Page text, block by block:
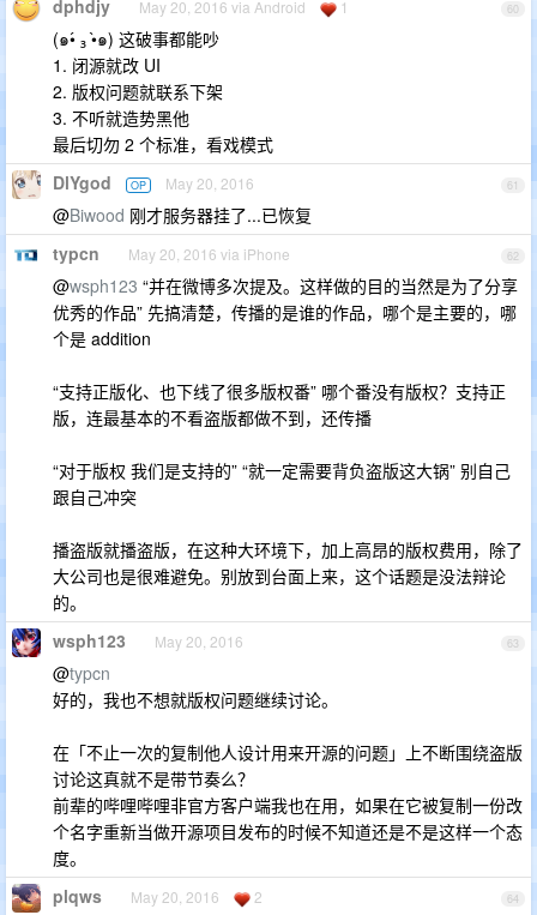
60
dphdjy May 20, 2016 via Android 1
(๑•́ ₃ •̀๑) 这破事都能吵
1. 闭源就改 UI
2. 版权问题就联系下架
3. 不听就造势黑他
最后切勿 2 个标准，看戏模式
61
DlYgod OP May 20, 2016
@Biwood 刚才服务器挂了...已恢复
62
typcn May 20, 2016 via iPhone
@wsph123 “并在微博多次提及。这样做的目的当然是为了分享
优秀的作品” 先搞清楚，传播的是谁的作品，哪个是主要的，哪
个是 addition
“支持正版化、也下线了很多版权番” 哪个番没有版权？支持正
版，连最基本的不看盗版都做不到，还传播
“对于版权 我们是支持的” “就一定需要背负盗版这大锅” 别自己
跟自己冲突
播盗版就播盗版，在这种大环境下，加上高昂的版权费用，除了
大公司也是很难避免。别放到台面上来，这个话题是没法辩论
的。
63
wsph123 May 20, 2016
@typcn
好的，我也不想就版权问题继续讨论。
在「不止一次的复制他人设计用来开源的问题」上不断围绕盗版
讨论这真就不是带节奏么？
前辈的哔哩哔哩非官方客户端我也在用，如果在它被复制一份改
个名字重新当做开源项目发布的时候不知道还是不是这样一个态
度。
64
plqws May 20, 2016 2